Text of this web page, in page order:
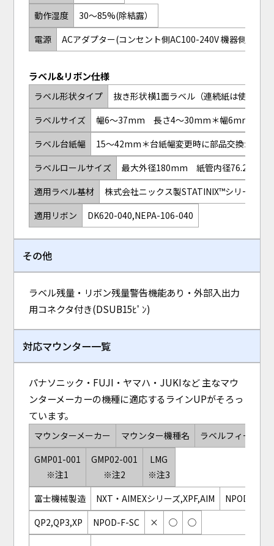
動作湿度
30～85%(除結露）
電源
ACアダプター(コンセント側AC100-240V 機器側
ラベル&リボン仕様
ラベル形状タイプ
抜き形状横1面ラベル（連続紙は使用不
ラベルサイズ
幅6～37mm 長さ4～30mm＊幅6mm以下
ラベル台紙幅
15～42mm＊台紙幅変更時に部品交換が必要
ラベルロールサイズ
最大外径180mm 紙管内径76.2mm
適用ラベル基材
株式会社ニックス製STATINIX™シリーズ
適用リボン
DK620-040,NEPA-106-040
その他
ラベル残量・リボン残量警告機能あり・外部入出力
用コネクタ付き(DSUB15ﾋﾟﾝ)
対応マウンター一覧
パナソニック・FUJI・ヤマハ・JUKIなど 主なマウ
ンターメーカーの機種に適応するラインUPがそろっ
ています。
マウンターメーカー マウンター機種名
ラベルフィーダ機
GMP01-001
※注1
GMP02-001
※注2
LMG
※注3
富士機械製造
NXT・AIMEXシリーズ,XPF,AIM
NPOD-NXT-
QP2,QP3,XP
NPOD-F-SC × ◯ ◯